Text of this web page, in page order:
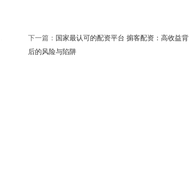
下一篇： 国家最认可的配资平台 掮客配资：高收益背
后的风险与陷阱